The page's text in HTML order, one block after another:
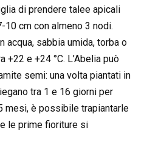
di prendere talee apicali
10 cm con almeno 3 nodi.
acqua, sabbia umida, torba o
+22 e +24 °C. L’Abelia può
semi: una volta piantati in
tra 1 e 16 giorni per
mesi, è possibile trapiantarle
le prime fioriture si